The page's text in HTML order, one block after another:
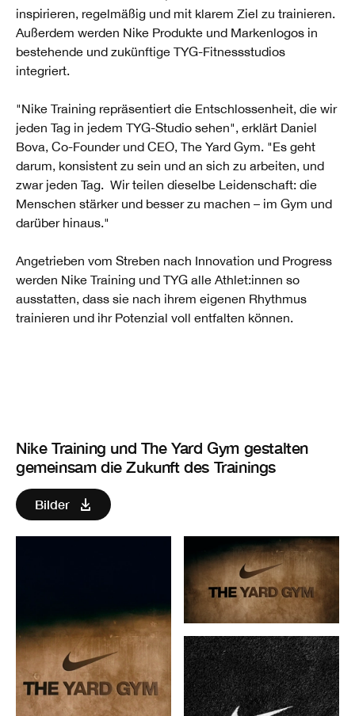
inspirieren, regelmäßig und mit klarem Ziel zu trainieren.
Außerdem werden Nike Produkte und Markenlogos in
bestehende und zukünftige TYG-Fitnessstudios
integriert.
"Nike Training repräsentiert die Entschlossenheit, die wir
jeden Tag in jedem TYG-Studio sehen", erklärt Daniel
Bova, Co-Founder und CEO, The Yard Gym. "Es geht
darum, konsistent zu sein und an sich zu arbeiten, und
zwar jeden Tag. Wir teilen dieselbe Leidenschaft: die
Menschen stärker und besser zu machen – im Gym und
darüber hinaus."
Angetrieben vom Streben nach Innovation und Progress
werden Nike Training und TYG alle Athlet:innen so
ausstatten, dass sie nach ihrem eigenen Rhythmus
trainieren und ihr Potenzial voll entfalten können.
Nike Training und The Yard Gym gestalten
gemeinsam die Zukunft des Trainings
Bilder